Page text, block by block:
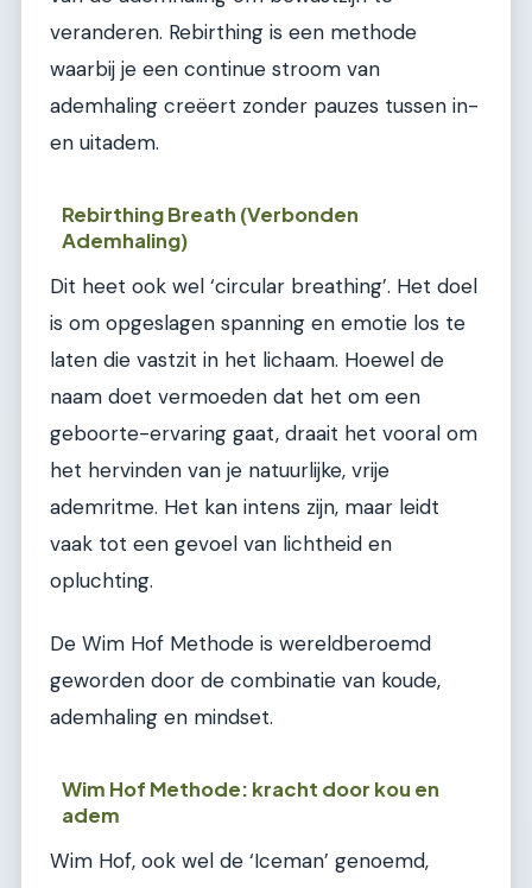
veranderen. Rebirthing is een methode
waarbij je een continue stroom van
ademhaling creëert zonder pauzes tussen in-
en uitadem.
Rebirthing Breath (Verbonden
Ademhaling)
Dit heet ook wel ‘circular breathing’. Het doel
is om opgeslagen spanning en emotie los te
laten die vastzit in het lichaam. Hoewel de
naam doet vermoeden dat het om een
geboorte-ervaring gaat, draait het vooral om
het hervinden van je natuurlijke, vrije
ademritme. Het kan intens zijn, maar leidt
vaak tot een gevoel van lichtheid en
opluchting.
De Wim Hof Methode is wereldberoemd
geworden door de combinatie van koude,
ademhaling en mindset.
Wim Hof Methode: kracht door kou en
adem
Wim Hof, ook wel de ‘Iceman’ genoemd,